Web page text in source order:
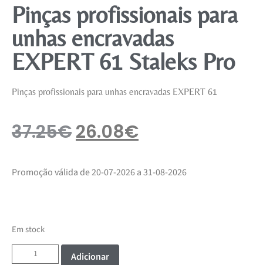
Pinças profissionais para
unhas encravadas
EXPERT 61 Staleks Pro
Pinças profissionais para unhas encravadas EXPERT 61
37.25€26.08€
Promoção válida de 20-07-2026 a 31-08-2026
Em stock
Adicionar